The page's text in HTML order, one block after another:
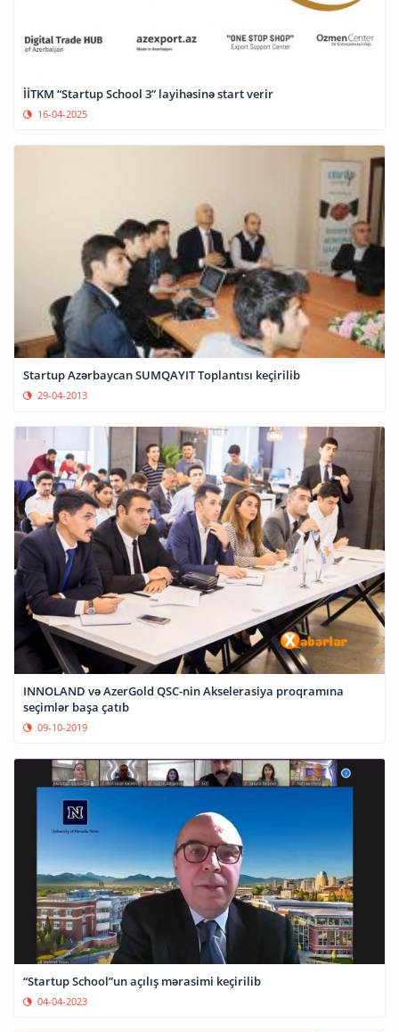
İİTKM “Startup School 3” layihəsinə start verir
16-04-2025
Startup Azərbaycan SUMQAYIT Toplantısı keçirilib
29-04-2013
INNOLAND və AzerGold QSC-nin Akselerasiya proqramına
seçimlər başa çatıb
09-10-2019
“Startup School”un açılış mərasimi keçirilib
04-04-2023